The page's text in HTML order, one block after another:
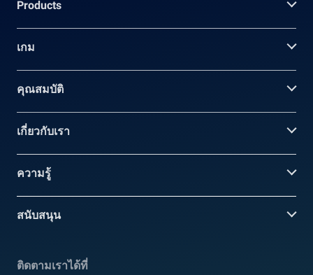
Products
เกม
คุณสมบัติ
เกี่ยวกับเรา
ความรู้
สนับสนุน
ติดตามเราได้ที่